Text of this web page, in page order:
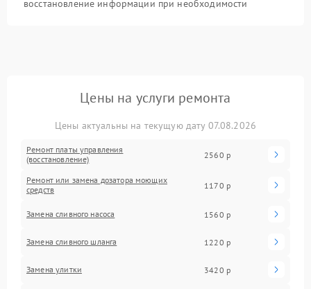
восстановление информации при необходимости
Цены на услуги ремонта
Цены актуальны на текущую дату 07.08.2026
Ремонт платы управления
(восстановление)
2560 р
Ремонт или замена дозатора моющих
средств
1170 р
Замена сливного насоса 1560 р
Замена сливного шланга 1220 р
Замена улитки 3420 р